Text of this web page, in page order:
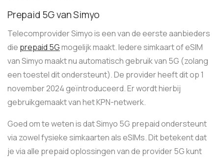
Prepaid 5G van Simyo
Telecomprovider Simyo is een van de eerste aanbieders
die prepaid 5Gmogelijk maakt. Iedere simkaart of eSIM
van Simyo maakt nu automatisch gebruik van 5G (zolang
een toestel dit ondersteunt). De provider heeft dit op 1
november 2024 geïntroduceerd. Er wordt hierbij
gebruikgemaakt van het KPN-netwerk.
Goed om te weten is dat Simyo 5G prepaid ondersteunt
via zowel fysieke simkaarten als eSIMs. Dit betekent dat
je via alle prepaid oplossingen van de provider 5G kunt